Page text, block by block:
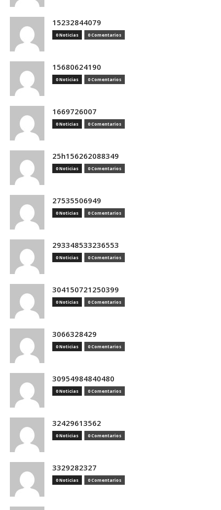
15232844079
0 Noticias 0 Comentarios
15680624190
0 Noticias 0 Comentarios
1669726007
0 Noticias 0 Comentarios
25h156262088349
0 Noticias 0 Comentarios
27535506949
0 Noticias 0 Comentarios
293348533236553
0 Noticias 0 Comentarios
304150721250399
0 Noticias 0 Comentarios
3066328429
0 Noticias 0 Comentarios
30954984840480
0 Noticias 0 Comentarios
32429613562
0 Noticias 0 Comentarios
3329282327
0 Noticias 0 Comentarios